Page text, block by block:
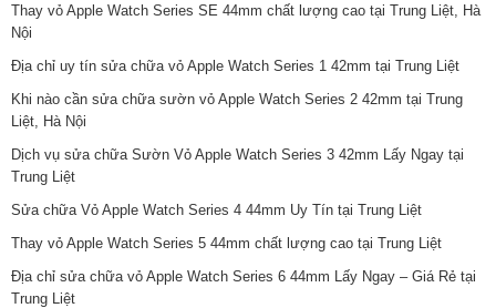
Thay vỏ Apple Watch Series SE 44mm chất lượng cao tại Trung Liệt, Hà
Nội
Địa chỉ uy tín sửa chữa vỏ Apple Watch Series 1 42mm tại Trung Liệt
Khi nào cần sửa chữa sườn vỏ Apple Watch Series 2 42mm tại Trung
Liệt, Hà Nội
Dịch vụ sửa chữa Sườn Vỏ Apple Watch Series 3 42mm Lấy Ngay tại
Trung Liệt
Sửa chữa Vỏ Apple Watch Series 4 44mm Uy Tín tại Trung Liệt
Thay vỏ Apple Watch Series 5 44mm chất lượng cao tại Trung Liệt
Địa chỉ sửa chữa vỏ Apple Watch Series 6 44mm Lấy Ngay – Giá Rẻ tại
Trung Liệt